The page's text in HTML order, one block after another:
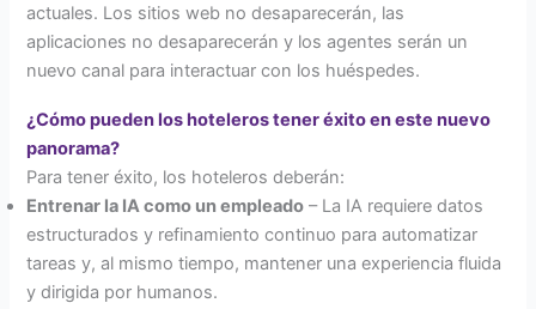
actuales. Los sitios web no desaparecerán, las
aplicaciones no desaparecerán y los agentes serán un
nuevo canal para interactuar con los huéspedes.
¿Cómo pueden los hoteleros tener éxito en este nuevo
panorama?
Para tener éxito, los hoteleros deberán:
Entrenar la IA como un empleado – La IA requiere datos
estructurados y refinamiento continuo para automatizar
tareas y, al mismo tiempo, mantener una experiencia fluida
y dirigida por humanos.